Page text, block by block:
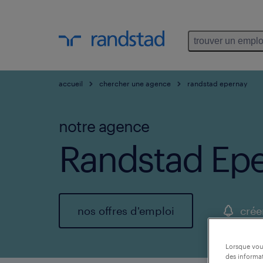
trouver un
accueil chercher une agence randstad epernay
notre agence
Randstad
nos offres d'emploi
Lorsque
des